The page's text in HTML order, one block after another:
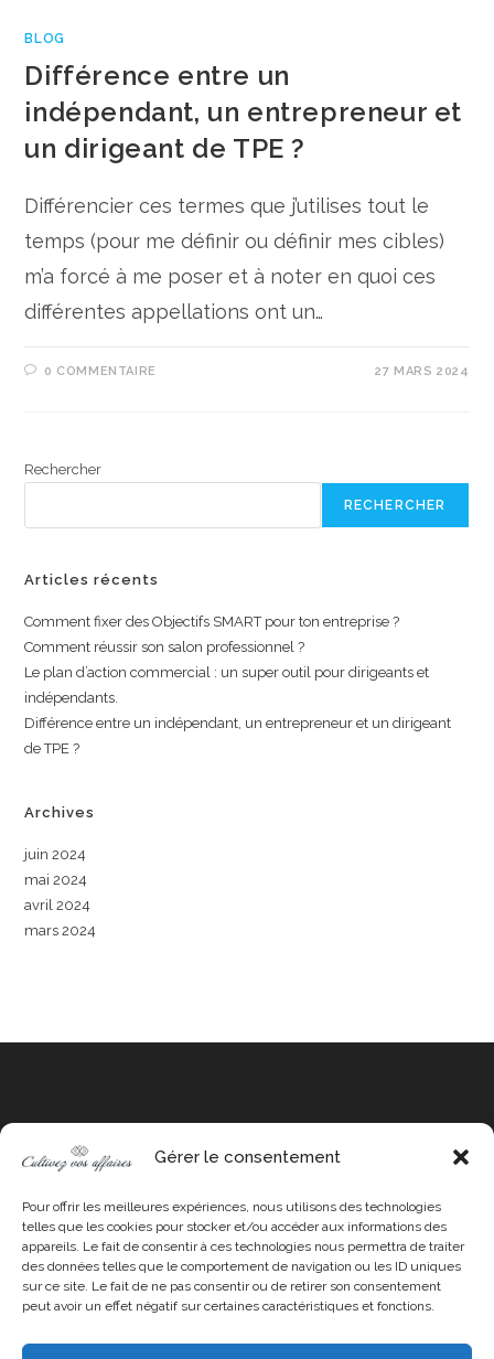
Gérer le consentement
Pour offrir les meilleures expériences, nous utilisons des technologies
telles que les cookies pour stocker et/ou accéder aux informations des
appareils. Le fait de consentir à ces technologies nous permettra de traiter
des données telles que le comportement de navigation ou les ID uniques
sur ce site. Le fait de ne pas consentir ou de retirer son consentement
peut avoir un effet négatif sur certaines caractéristiques et fonctions.
BLOG
Différence entre un
indépendant, un entrepreneur et
un dirigeant de TPE ?
Différencier ces termes que j’utilises tout le
temps (pour me définir ou définir mes cibles)
m’a forcé à me poser et à noter en quoi ces
différentes appellations ont un…
0 COMMENTAIRE 27 MARS 2024
Rechercher
RECHERCHER
Articles récents
Comment fixer des Objectifs SMART pour ton entreprise ?
Comment réussir son salon professionnel ?
Le plan d’action commercial : un super outil pour dirigeants et
indépendants.
Différence entre un indépendant, un entrepreneur et un dirigeant
de TPE ?
Archives
juin 2024
mai 2024
avril 2024
mars 2024
Stratégie commerciale
Formations
Formation « Booste ta prospection avec l’IA » Toulouse